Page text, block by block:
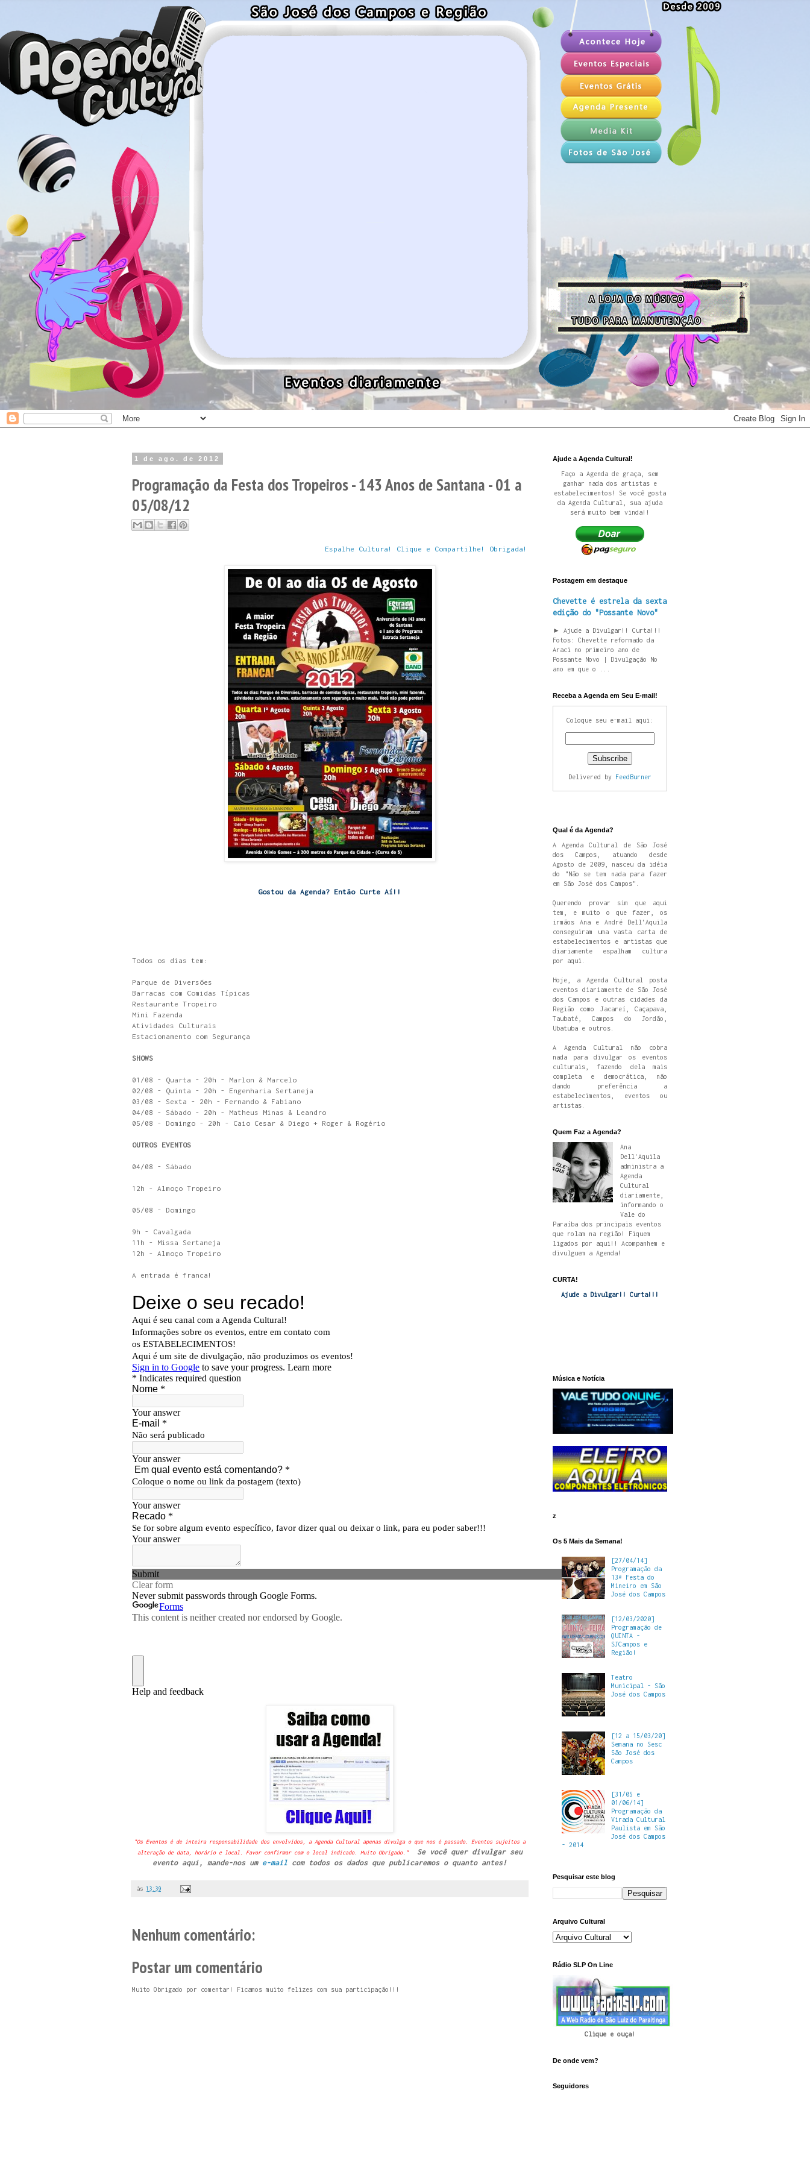
1 de ago. de 2012
Programação da Festa dos Tropeiros - 143 Anos de Santana - 01 a
05/08/12
Espalhe Cultura! Clique e Compartilhe! Obrigada!
Gostou da Agenda? Então Curte Aí!!
Todos os dias tem:
Parque de Diversões
Barracas com Comidas Típicas
Restaurante Tropeiro
Mini Fazenda
Atividades Culturais
Estacionamento com Segurança
SHOWS
01/08 - Quarta - 20h - Marlon & Marcelo
02/08 - Quinta - 20h - Engenharia Sertaneja
03/08 - Sexta - 20h - Fernando & Fabiano
04/08 - Sábado - 20h - Matheus Minas & Leandro
05/08 - Domingo - 20h - Caio Cesar & Diego + Roger & Rogério
OUTROS EVENTOS
04/08 - Sábado
12h - Almoço Tropeiro
05/08 - Domingo
9h - Cavalgada
11h - Missa Sertaneja
12h - Almoço Tropeiro
A entrada é franca!
"Os Eventos é de inteira responsabilidade dos envolvidos, a Agenda Cultural apenas divulga o que nos é passado. Eventos sujeitos a
alteração de data, horário e local. Favor confirmar com o local indicado. Muito Obrigado."
Se você quer divulgar seu
evento aqui, mande-nos um e-mail com todos os dados que publicaremos o quanto antes!
às 13:39
Nenhum comentário:
Postar um comentário
Muito Obrigado por comentar! Ficamos muito felizes com sua participação!!!
Ajude a Agenda Cultural!
Faço a Agenda de graça, sem
ganhar nada dos artistas e
estabelecimentos! Se você gosta
da Agenda Cultural, sua ajuda
será muito bem vinda!!
Postagem em destaque
Chevette é estrela da sexta
edição do "Possante Novo"
► Ajude a Divulgar!! Curta!!!
Fotos: Chevette reformado da
Araci no primeiro ano de
Possante Novo | Divulgação No
ano em que o ...
Receba a Agenda em Seu E-mail!
Coloque seu e-mail aqui:
Delivered by FeedBurner
Qual é da Agenda?
A Agenda Cultural de São José
dos Campos, atuando desde
Agosto de 2009, nasceu da idéia
do "Não se tem nada para fazer
em São José dos Campos".
Querendo provar sim que aqui
tem, e muito o que fazer, os
irmãos Ana e André Dell'Aquila
conseguiram uma vasta carta de
estabelecimentos e artistas que
diariamente espalham cultura
por aqui.
Hoje, a Agenda Cultural posta
eventos diariamente de São José
dos Campos e outras cidades da
Região como Jacareí, Caçapava,
Taubaté, Campos do Jordão,
Ubatuba e outros.
A Agenda Cultural não cobra
nada para divulgar os eventos
culturais, fazendo dela mais
completa e democrática, não
dando preferência a
estabelecimentos, eventos ou
artistas.
Quem Faz a Agenda?
Ana
Dell'Aquila
administra a
Agenda
Cultural
diariamente,
informando o
Vale do
Paraíba dos principais eventos
que rolam na região! Fiquem
ligados por aqui!! Acompanhem e
divulguem a Agenda!
CURTA!
Ajude a Divulgar!! Curta!!!
Música e Notícia
z
Os 5 Mais da Semana!
[27/04/14]
Programação da
13ª Festa do
Mineiro em São
José dos Campos
[12/03/2020]
Programação de
QUINTA -
SJCampos e
Região!
Teatro
Municipal - São
José dos Campos
[12 a 15/03/20]
Semana no Sesc
São José dos
Campos
[31/05 e
01/06/14]
Programação da
Virada Cultural
Paulista em São
José dos Campos
- 2014
Pesquisar este blog
Arquivo Cultural
Rádio SLP On Line
Clique e ouça!
De onde vem?
Seguidores